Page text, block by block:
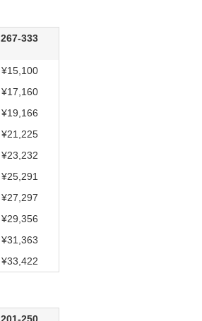
267-333
¥15,100
¥17,160
¥19,166
¥21,225
¥23,232
¥25,291
¥27,297
¥29,356
¥31,363
¥33,422